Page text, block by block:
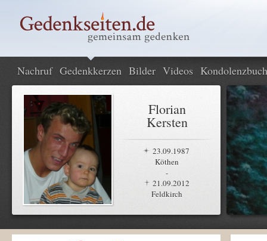
Nachruf Gedenkkerzen Bilder Videos Kondolenzbuch
Florian
Kersten
23.09.1987
Köthen
-
21.09.2012
Feldkirch